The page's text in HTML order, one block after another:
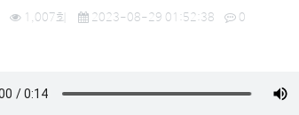
1,007회 2023-08-29 01:52:38 0